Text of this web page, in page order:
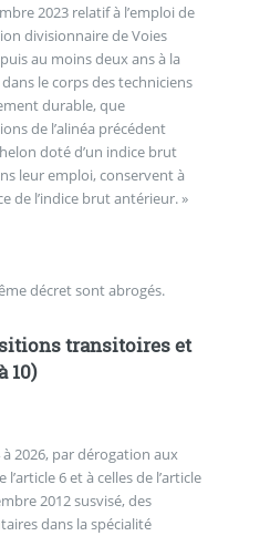
2023 relatif à l’emploi de
divisionnaire de Voies
au moins deux ans à la
le corps des techniciens
durable, que
de l’alinéa précédent
doté d’un indice brut
leur emploi, conservent à
de l’indice brut antérieur. »
décret sont abrogés.
transitoires et
10)
2026, par dérogation aux
6 et à celles de l’article
2012 susvisé, des
dans la spécialité